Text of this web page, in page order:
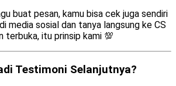
buat pesan, kamu bisa cek juga sendiri
media sosial dan tanya langsung ke CS
terbuka, itu prinsip kami 💯
Testimoni Selanjutnya?